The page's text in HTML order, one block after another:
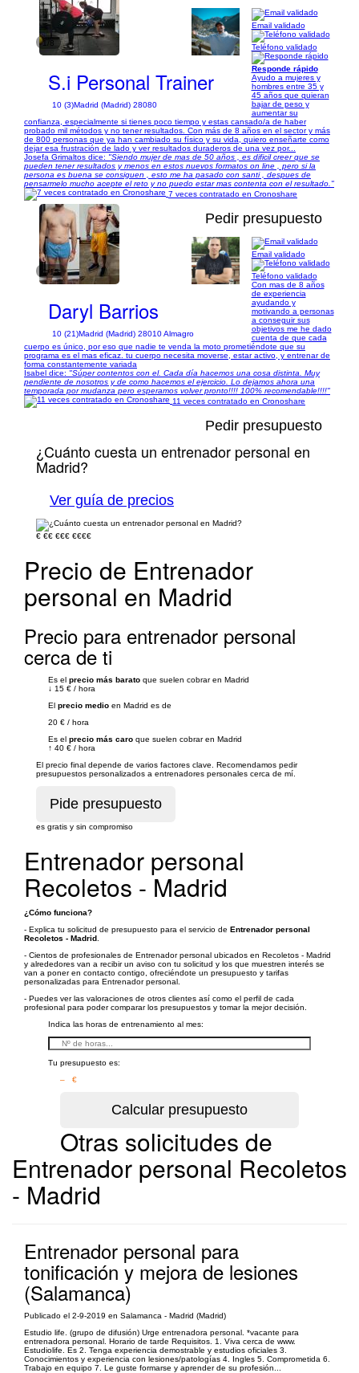
1/8
S.i Personal Trainer
10 (3)Madrid (Madrid) 28080
Email validado
Teléfono validado
Responde rápido
Ayudo a mujeres y
hombres entre 35 y
45 años que quieran
bajar de peso y
aumentar su
confianza, especialmente si tienes poco tiempo y estas cansado/a de haber
probado mil métodos y no tener resultados. Con más de 8 años en el sector y más
de 800 personas que ya han cambiado su físico y su vida, quiero enseñarte como
dejar esa frustración de lado y ver resultados duraderos de una vez por...
Josefa Grimaltos dice: "Siendo mujer de mas de 50 años , es dificil creer que se
pueden tener resultados y menos en estos nuevos formatos on line , pero si la
persona es buena se consiguen , esto me ha pasado con santi , despues de
pensarmelo mucho acepte el reto y no puedo estar mas contenta con el resultado."
7 veces contratado en Cronoshare
1/15
Pedir presupuesto
Daryl Barrios
10 (21)Madrid (Madrid) 28010 Almagro
Email validado
Teléfono validado
Con mas de 8 años
de experiencia
ayudando y
motivando a personas
a conseguir sus
objetivos me he dado
cuenta de que cada
cuerpo es único, por eso que nadie te venda la moto prometiéndote que su
programa es el mas eficaz. tu cuerpo necesita moverse, estar activo, y entrenar de
forma constantemente variada
Isabel dice: "Súper contentos con el. Cada día hacemos una cosa distinta. Muy
pendiente de nosotros y de como hacemos el ejercicio. Lo dejamos ahora una
temporada por mudanza pero esperamos volver pronto!!!! 100% recomendable!!!!"
11 veces contratado en Cronoshare
Pedir presupuesto
¿Cuánto cuesta un entrenador personal en
Madrid?
Ver guía de precios
€ €€ €€€ €€€€
Precio de Entrenador
personal en Madrid
Precio para entrenador personal
cerca de ti
Es el precio más barato que suelen cobrar en Madrid
↓ 15 € / hora
El precio medio en Madrid es de
20 € / hora
Es el precio más caro que suelen cobrar en Madrid
↑ 40 € / hora
El precio final depende de varios factores clave. Recomendamos pedir
presupuestos personalizados a entrenadores personales cerca de mí.
es gratis y sin compromiso
Entrenador personal
Recoletos - Madrid
¿Cómo funciona?
- Explica tu solicitud de presupuesto para el servicio de Entrenador personal
Recoletos - Madrid
- Cientos de profesionales de Entrenador personal ubicados en Recoletos - Madrid
y alrededores van a recibir un aviso con tu solicitud y los que muestren interés se
van a poner en contacto contigo, ofreciéndote un presupuesto y tarifas
personalizadas para Entrenador personal.
- Puedes ver las valoraciones de otros clientes así como el perfil de cada
profesional para poder comparar los presupuestos y tomar la mejor decisión.
Indica las horas de entrenamiento al mes:
Tu presupuesto es:
– €
Otras solicitudes de
Entrenador personal Recoletos
- Madrid
Entrenador personal para
tonificación y mejora de lesiones
(Salamanca)
Publicado el 2-9-2019 en Salamanca - Madrid (Madrid)
Estudio life. (grupo de difusión) Urge entrenadora personal. *vacante para
entrenadora personal. Horario de tarde Requisitos. 1. Viva cerca de www.
Estudiolife. Es 2. Tenga experiencia demostrable y estudios oficiales 3.
Conocimientos y experiencia con lesiones/patologías 4. Ingles 5. Comprometida 6.
Trabajo en equipo 7. Le guste formarse y aprender de su profesión...